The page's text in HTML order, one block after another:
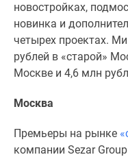
застройщики
Панорамы
новостроек
Видеообзор
новостроек
новостроек
Экология
Москвы
новостройках,
новинка и
четырех проектах.
рублей в «старой»
Москве и 4,6 млн
Москва
Премьеры на рынке
компании Sezar